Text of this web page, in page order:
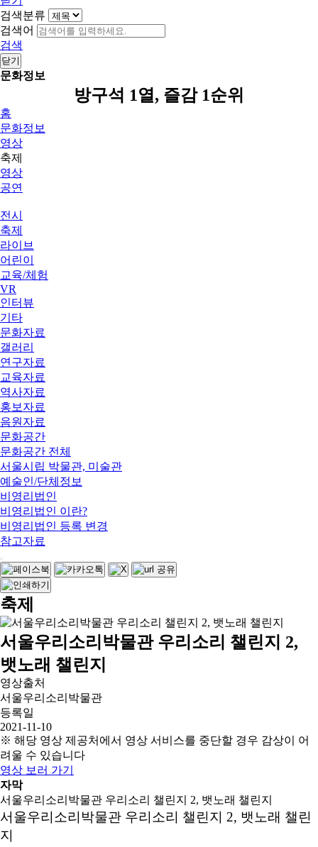
검색분류
검색어
검색
닫기
문화정보
방구석 1열, 즐감 1순위
홈
문화정보
영상
축제
영상
공연
전시
축제
라이브
어린이
교육/체험
VR
인터뷰
기타
문화자료
갤러리
연구자료
교육자료
역사자료
홍보자료
음원자료
문화공간
문화공간 전체
서울시립 박물관, 미술관
예술인/단체정보
비영리법인
비영리법인 이란?
비영리법인 등록 변경
참고자료
축제
서울우리소리박물관 우리소리 챌린지 2,
뱃노래 챌린지
영상출처
서울우리소리박물관
등록일
2021-11-10
※ 해당 영상 제공처에서 영상 서비스를 중단할 경우 감상이 어
려울 수 있습니다
영상 보러 가기
자막
서울우리소리박물관 우리소리 챌린지 2, 뱃노래 챌린지
서울우리소리박물관 우리소리 챌린지 2, 뱃노래 챌린
지